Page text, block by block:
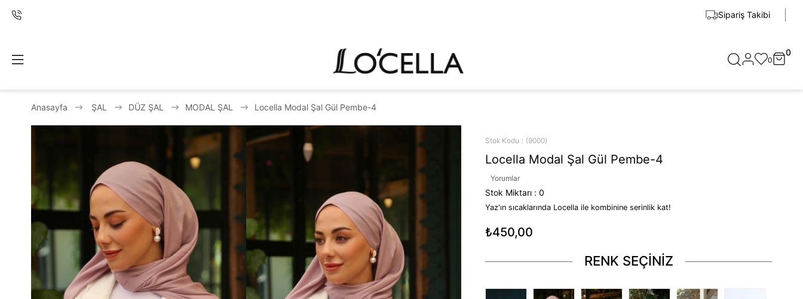
Sipariş Takibi
0
0
Anasayfa ŞAL DÜZ ŞAL MODAL ŞAL Locella Modal Şal Gül Pembe-4
Stok Kodu (9000)
Locella Modal Şal Gül Pembe-4
Yorumlar
Stok Miktarı : 0
Yaz'ın sıcaklarında Locella ile kombinine serinlik kat!
₺450,00
RENK SEÇİNİZ